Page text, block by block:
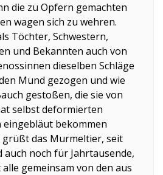
die zu Opfern gemachten
wagen sich zu wehren.
Töchter, Schwestern,
und Bekannten auch von
dieselben Schläge
Mund gezogen und wie
gestoßen, die sie von
selbst deformierten
eingebläut bekommen
grüßt das Murmeltier, seit
auch noch für Jahrtausende,
gemeinsam von den aus